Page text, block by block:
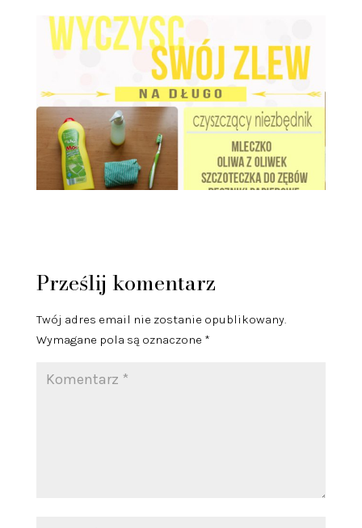
Prześlij komentarz
Twój adres email nie zostanie opublikowany.
Wymagane pola są oznaczone *